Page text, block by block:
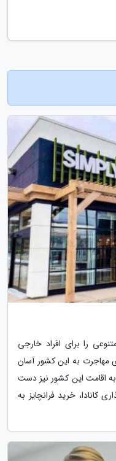
را برای افراد خارجی
مهاجرت به این کشور آسان
به اقامت این کشور نیز دست
کانادا، خرید فرانچایز به